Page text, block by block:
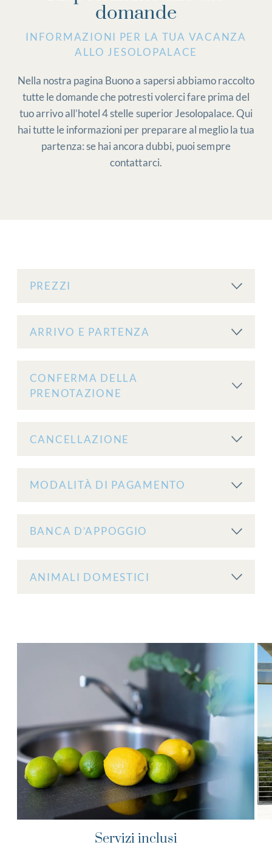
domande
INFORMAZIONI PER LA TUA VACANZA
ALLO JESOLOPALACE
Nella nostra pagina Buono a sapersi abbiamo raccolto
tutte le domande che potresti volerci fare prima del
tuo arrivo all’hotel 4 stelle superior Jesolopalace. Qui
hai tutte le informazioni per preparare al meglio la tua
partenza: se hai ancora dubbi, puoi sempre
contattarci.
PREZZI
ARRIVO E PARTENZA
CONFERMA DELLA
PRENOTAZIONE
CANCELLAZIONE
MODALITÀ DI PAGAMENTO
BANCA D’APPOGGIO
ANIMALI DOMESTICI
Servizi inclusi